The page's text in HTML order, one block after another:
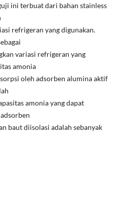
ini terbuat dari bahan stainless
refrigeran yang digunakan.
variasi refrigeran yang
amonia
oleh adsorben alumina aktif
amonia yang dapat
baut diisolasi adalah sebanyak